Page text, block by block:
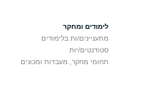
לימודים ומחקר
מתעניינים/ות בלימודים
סטודנטים/יות
תחומי מחקר, מעבדות ומכונים